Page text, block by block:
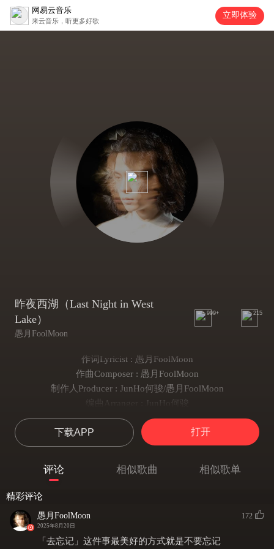
网易云音乐
来云音乐，听更多好歌
立即体验
昨夜西湖（Last Night in West
Lake）
愚月FoolMoon
999+ 215
作词Lyricist : 愚月FoolMoon
作曲Composer : 愚月FoolMoon
制作人Producer : JunHo何骏/愚月FoolMoon
编曲Arranger : JunHo何骏
就在二零年圣诞的前一天
你电话说今晚想见一面
于是久违散步在零点深夜
久别再见不过只是叙叙旧
不是时候
下载APP 打开
评论 相似歌曲 相似歌单
精彩评论
愚月FoolMoon
2025年8月20日
172
「去忘记」这件事最美好的方式就是不要忘记